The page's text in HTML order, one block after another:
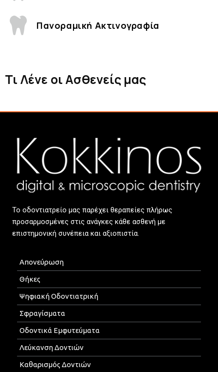
Πανοραμική Ακτινογραφία
Τι Λένε οι Ασθενείς μας
Το οδοντιατρείο μας παρέχει θεραπείες πλήρως
προσαρμοσμένες στις ανάγκες κάθε ασθενή με
επιστημονική συνέπεια και αξιοπιστία.
Απονεύρωση
Θήκες
Ψηφιακή Οδοντιατρική
Σφραγίσματα
Οδοντικά Εμφυτεύματα
Λεύκανση Δοντιών
Καθαρισμός Δοντιών